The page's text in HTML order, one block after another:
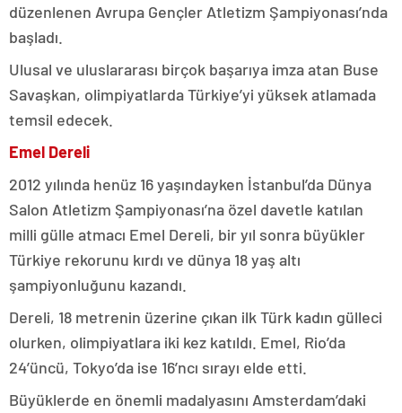
düzenlenen Avrupa Gençler Atletizm Şampiyonası’nda
başladı.
Ulusal ve uluslararası birçok başarıya imza atan Buse
Savaşkan, olimpiyatlarda Türkiye’yi yüksek atlamada
temsil edecek.
Emel Dereli
2012 yılında henüz 16 yaşındayken İstanbul’da Dünya
Salon Atletizm Şampiyonası’na özel davetle katılan
milli gülle atmacı Emel Dereli, bir yıl sonra büyükler
Türkiye rekorunu kırdı ve dünya 18 yaş altı
şampiyonluğunu kazandı.
Dereli, 18 metrenin üzerine çıkan ilk Türk kadın gülleci
olurken, olimpiyatlara iki kez katıldı. Emel, Rio’da
24’üncü, Tokyo’da ise 16’ncı sırayı elde etti.
Büyüklerde en önemli madalyasını Amsterdam’daki